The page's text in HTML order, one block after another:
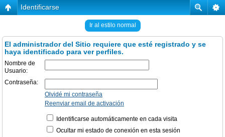
Identificarse
Ir al estilo normal
El administrador del Sitio requiere que esté registrado y se
haya identificado para ver perfiles.
Nombre de
Usuario:
Contraseña:
Olvidé mi contraseña
Reenviar email de activación
Identificarse automáticamente en cada visita
Ocultar mi estado de conexión en esta sesión